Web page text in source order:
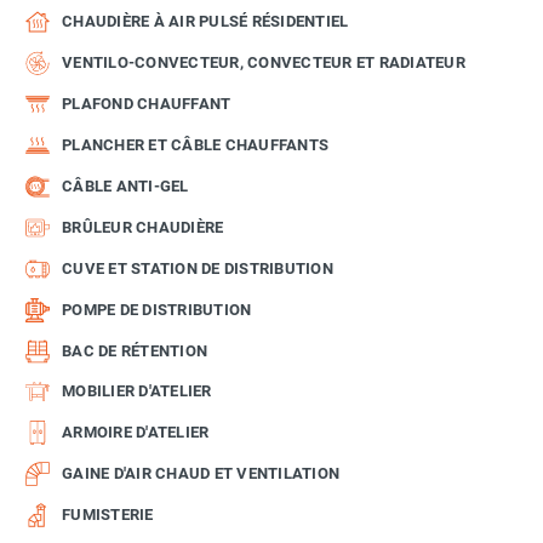
CHAUDIÈRE À AIR PULSÉ RÉSIDENTIEL
VENTILO-CONVECTEUR, CONVECTEUR ET RADIATEUR
PLAFOND CHAUFFANT
PLANCHER ET CÂBLE CHAUFFANTS
CÂBLE ANTI-GEL
BRÛLEUR CHAUDIÈRE
CUVE ET STATION DE DISTRIBUTION
POMPE DE DISTRIBUTION
BAC DE RÉTENTION
MOBILIER D'ATELIER
ARMOIRE D'ATELIER
GAINE D'AIR CHAUD ET VENTILATION
FUMISTERIE